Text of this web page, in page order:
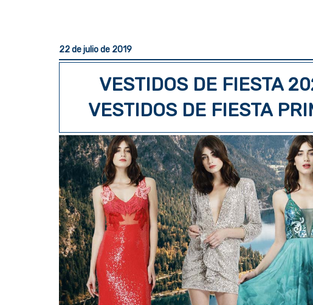
22 de julio de 2019
VESTIDOS DE FIESTA
VESTIDOS DE FIESTA